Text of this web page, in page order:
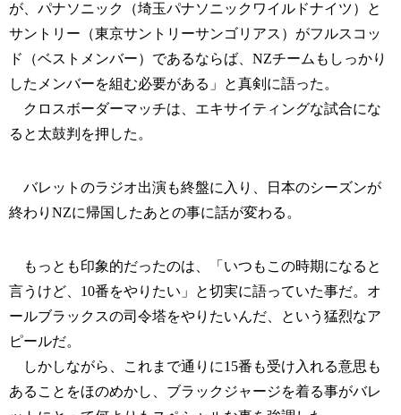
が、パナソニック（埼玉パナソニックワイルドナイツ）と
サントリー（東京サントリーサンゴリアス）がフルスコッ
ド（ベストメンバー）であるならば、NZチームもしっかり
したメンバーを組む必要がある」と真剣に語った。
クロスボーダーマッチは、エキサイティングな試合にな
ると太鼓判を押した。
バレットのラジオ出演も終盤に入り、日本のシーズンが
終わりNZに帰国したあとの事に話が変わる。
もっとも印象的だったのは、「いつもこの時期になると
言うけど、10番をやりたい」と切実に語っていた事だ。オ
ールブラックスの司令塔をやりたいんだ、という猛烈なア
ピールだ。
しかしながら、これまで通りに15番も受け入れる意思も
あることをほのめかし、ブラックジャージを着る事がバレ